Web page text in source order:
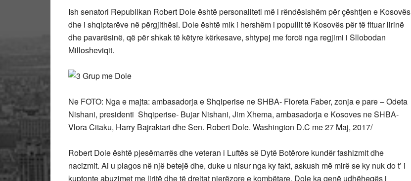
Ish senatori Republikan Robert Dole është personaliteti më i rëndësishëm për çështjen e Kosovës
dhe i shqiptarëve në përgjithësi. Dole është mik i hershëm i popullit të Kosovës për të fituar lirinë
dhe pavarësinë, që për shkak të këtyre kërkesave, shtypej me forcë nga regjimi i Sllobodan
Millosheviqit.
Ne FOTO: Nga e majta: ambasadorja e Shqiperise ne SHBA- Floreta Faber, zonja e pare – Odeta
Nishani, presidenti Shqiperise- Bujar Nishani, Jim Xhema, ambasadorja e Kosoves ne SHBA-
Vlora Citaku, Harry Bajraktari dhe Sen. Robert Dole. Washington D.C me 27 Maj, 2017/
Robert Dole është pjesëmarrës dhe veteran i Luftës së Dytë Botërore kundër fashizmit dhe
nacizmit. Ai u plagos në një betejë dhe, duke u nisur nga ky fakt, askush më mirë se ky nuk do t’ i
kuptonte abuzimet me liritë dhe të drejtat njerëzore e kombëtare. Dole ka qenë udhëheqës i